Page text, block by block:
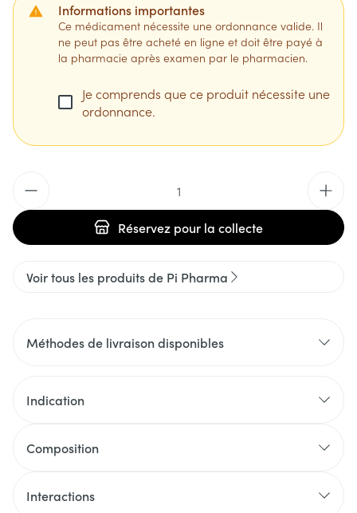
Informations importantes
Ce médicament nécessite une ordonnance valide. Il
ne peut pas être acheté en ligne et doit être payé à
la pharmacie après examen par le pharmacien.
Je comprends que ce produit nécessite une
ordonnance.
Réservez pour la collecte
Voir tous les produits de Pi Pharma
Méthodes de livraison disponibles
Indication
Composition
Interactions